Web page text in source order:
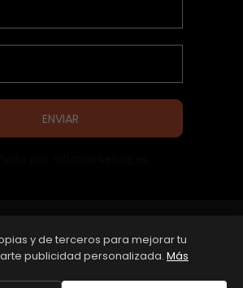
ENVIAR
Política de privacidad Política de cookies
y de terceros para mejorar tu
publicidad personalizada. Más